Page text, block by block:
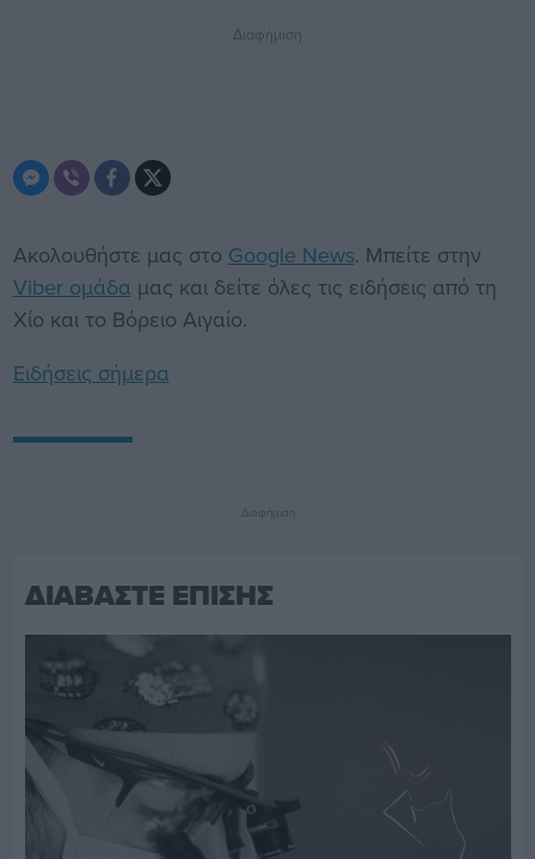
Διαφήμιση
Ακολουθήστε μας στο Google News. Μπείτε στην
Viber ομάδα μας και δείτε όλες τις ειδήσεις από τη
Χίο και το Βόρειο Αιγαίο.
Ειδήσεις σήμερα
Διαφήμιση
ΔΙΑΒΑΣΤΕ ΕΠΙΣΗΣ